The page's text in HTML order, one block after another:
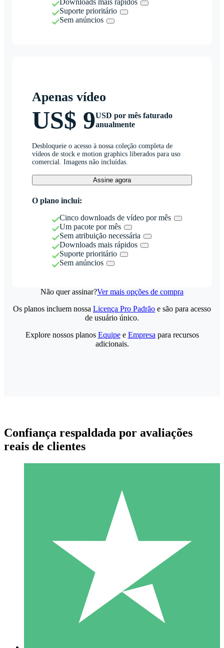
Downloads mais rápidos
Suporte prioritário
Sem anúncios
Apenas vídeo
US$ 9USD por mês faturado
anualmente
Desbloqueie o acesso à nossa coleção completa de
vídeos de stock e motion graphics liberados para uso
comercial. Imagens não incluídas.
Assine agora
O plano inclui:
Cinco downloads de vídeo por mês
Um pacote por mês
Sem atribuição necessária
Downloads mais rápidos
Suporte prioritário
Sem anúncios
Não quer assinar?Ver mais opções de compra
Pacotes de Créditos Individuais
Pague conforme o uso com créditos de download. Sem
1000
Os planos incluem nossa Licença Pro Padrão e são para acesso
de usuário único.
Explore nossos planos Equipee Empresa para recursos
adicionais.
Confiança respaldada por avaliações
reais de clientes